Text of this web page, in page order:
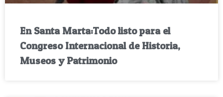
En Santa Marta:Todo listo para el
Congreso Internacional de Historia,
Museos y Patrimonio